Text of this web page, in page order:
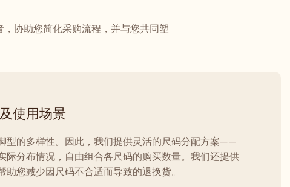
协助您简化采购流程，并与您共同塑
使用场景
型的多样性。因此，我们提供灵活的尺码分配方案——
际分布情况，自由组合各尺码的购买数量。我们还提供
助您减少因尺码不合适而导致的退换货。